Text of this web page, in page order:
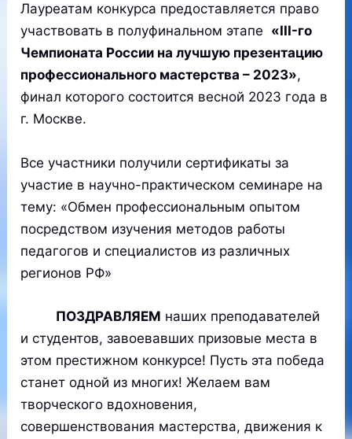
Лауреатам конкурса предоставляется право
участвовать в полуфинальном этапе «III-го
Чемпионата России на лучшую презентацию
профессионального мастерства – 2023»,
финал которого состоится весной 2023 года в
г. Москве.
Все участники получили сертификаты за
участие в научно-практическом семинаре на
тему: «Обмен профессиональным опытом
посредством изучения методов работы
педагогов и специалистов из различных
регионов РФ»
ПОЗДРАВЛЯЕМ наших преподавателей
и студентов, завоевавших призовые места в
этом престижном конкурсе! Пусть эта победа
станет одной из многих! Желаем вам
творческого вдохновения,
совершенствования мастерства, движения к